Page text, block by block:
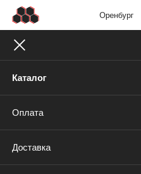
Оренбург
Каталог
Оплата
Доставка